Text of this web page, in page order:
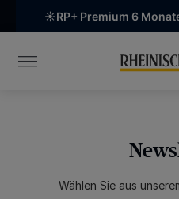
Unsere Öffnungszeiten:
Mo-Fr 6:30–16:00 Uhr | Sa
Wählen Sie aus